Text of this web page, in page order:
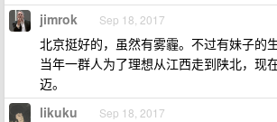
jimrok Sep 18, 2017
北京挺好的，虽然有雾霾。不过有妹子的
当年一群人为了理想从江西走到陕北，现
迈。
likuku Sep 18, 2017